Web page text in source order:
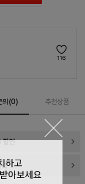
116
의(0) 추천상품